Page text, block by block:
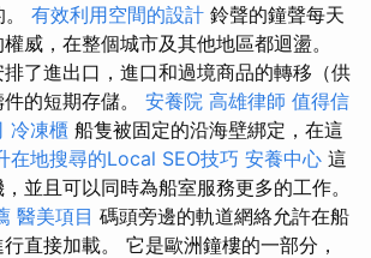
有效利用空間的設計 鈴聲的鐘聲每天
威，在整個城市及其他地區都迴盪。
了進出口，進口和過境商品的轉移（供
的短期存儲。 安養院 高雄律師 值得信
冷凍櫃 船隻被固定的沿海壁綁定，在這
在地搜尋的Local SEO技巧 安養中心 這
並且可以同時為船室服務更多的工作。
醫美項目 碼頭旁邊的軌道網絡允許在船
直接加載。 它是歐洲鐘樓的一部分，